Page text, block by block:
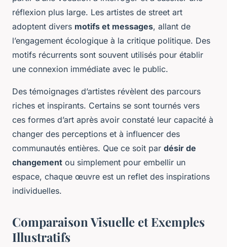
réflexion plus large. Les artistes de street art
adoptent divers motifs et messages, allant de
l’engagement écologique à la critique politique. Des
motifs récurrents sont souvent utilisés pour établir
une connexion immédiate avec le public.
Des témoignages d’artistes révèlent des parcours
riches et inspirants. Certains se sont tournés vers
ces formes d’art après avoir constaté leur capacité à
changer des perceptions et à influencer des
communautés entières. Que ce soit par désir de
changement ou simplement pour embellir un
espace, chaque œuvre est un reflet des inspirations
individuelles.
Comparaison Visuelle et Exemples
Illustratifs